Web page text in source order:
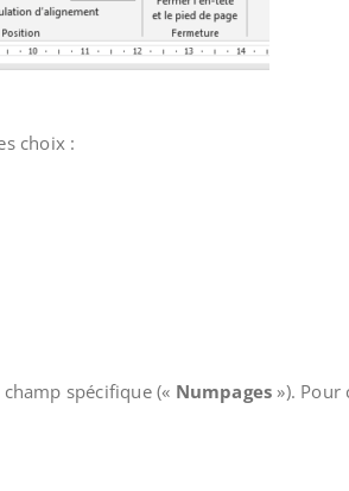
choix :
spécifique (« Numpages »). Pour